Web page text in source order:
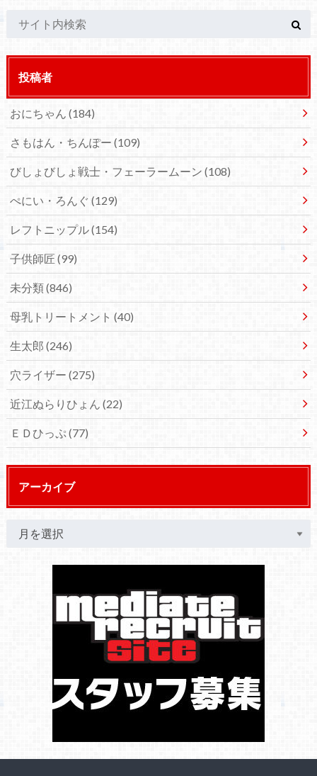
投稿者
おにちゃん (184)
さもはん・ちんぽー (109)
びしょびしょ戦士・フェーラームーン (108)
ぺにい・ろんぐ (129)
レフトニップル(154)
子供師匠 (99)
未分類(846)
母乳トリートメント (40)
生太郎 (246)
穴ライザー (275)
近江ぬらりひょん (22)
ＥＤひっぷ(77)
アーカイブ